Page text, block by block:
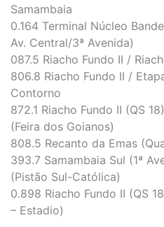
Samambaia
0.164 Terminal Núcleo
Av. Central/3ª Avenida)
087.5 Riacho Fundo II /
806.8 Riacho Fundo II /
Contorno
872.1 Riacho Fundo II (QS
(Feira dos Goianos)
808.5 Recanto da Emas
393.7 Samambaia Sul (1ª
(Pistão Sul-Católica)
0.898 Riacho Fundo II (QS
– Estadio)